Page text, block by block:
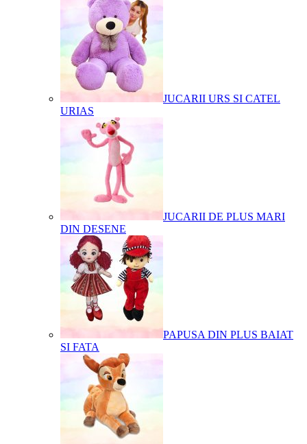
JUCARII URS SI CATEL
URIAS
JUCARII DE PLUS MARI
DIN DESENE
PAPUSA DIN PLUS BAIAT
SI FATA